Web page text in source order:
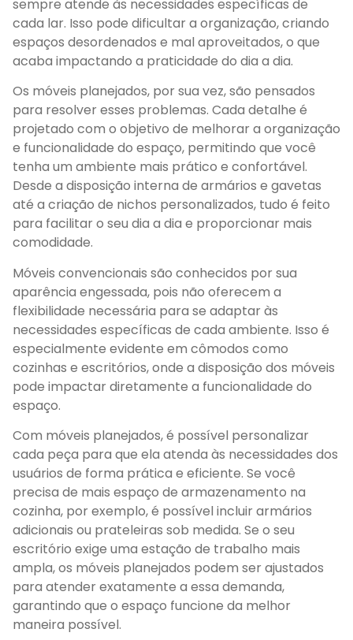
sempre atende às necessidades específicas de
cada lar. Isso pode dificultar a organização, criando
espaços desordenados e mal aproveitados, o que
acaba impactando a praticidade do dia a dia.
Os móveis planejados, por sua vez, são pensados
para resolver esses problemas. Cada detalhe é
projetado com o objetivo de melhorar a organização
e funcionalidade do espaço, permitindo que você
tenha um ambiente mais prático e confortável.
Desde a disposição interna de armários e gavetas
até a criação de nichos personalizados, tudo é feito
para facilitar o seu dia a dia e proporcionar mais
comodidade.
Móveis convencionais são conhecidos por sua
aparência engessada, pois não oferecem a
flexibilidade necessária para se adaptar às
necessidades específicas de cada ambiente. Isso é
especialmente evidente em cômodos como
cozinhas e escritórios, onde a disposição dos móveis
pode impactar diretamente a funcionalidade do
espaço.
Com móveis planejados, é possível personalizar
cada peça para que ela atenda às necessidades dos
usuários de forma prática e eficiente. Se você
precisa de mais espaço de armazenamento na
cozinha, por exemplo, é possível incluir armários
adicionais ou prateleiras sob medida. Se o seu
escritório exige uma estação de trabalho mais
ampla, os móveis planejados podem ser ajustados
para atender exatamente a essa demanda,
garantindo que o espaço funcione da melhor
maneira possível.